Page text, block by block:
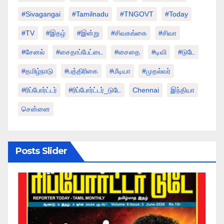
#sivagangai #tamilnadu #TNGOVT #today
#TV #இதழ் #இன்று #சிவகங்கை #சிவா
#சேனல் #சைதாப்பேட்டை #சைதை #டிவி #டுடே
#தமிழ்நாடு #பத்திரிகை #மீடியா #முதல்வர்
#ரிப்போர்ட்டர் #ரிப்போர்ட்டர்_டுடே Chennai இந்தியா
சென்னை
Posts Slider